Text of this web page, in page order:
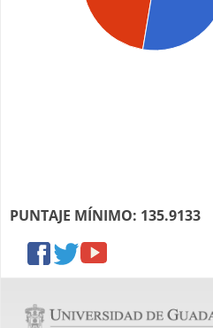
PUNTAJE MÍNIMO: 135.9133
facebooktwitter